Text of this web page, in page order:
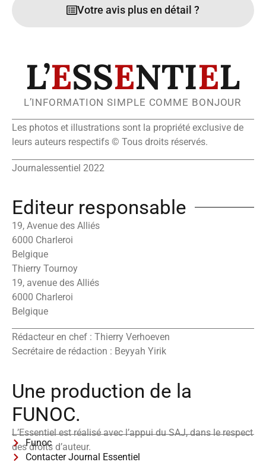
Votre avis plus en détail ?
L’ESSENTIEL
L’INFORMATION SIMPLE COMME BONJOUR
Les photos et illustrations sont la propriété exclusive de
leurs auteurs respectifs © Tous droits réservés.
Journalessentiel 2022
Editeur responsable
19, Avenue des Alliés
6000 Charleroi
Belgique
Thierry Tournoy
19, avenue des Alliés
6000 Charleroi
Belgique
Rédacteur en chef : Thierry Verhoeven
Secrétaire de rédaction : Beyyah Yirik
Une production de la
FUNOC.
L’Essentiel est réalisé avec l’appui du SAJ, dans le respect
des droits d’auteur.
Funoc
Contacter Journal Essentiel